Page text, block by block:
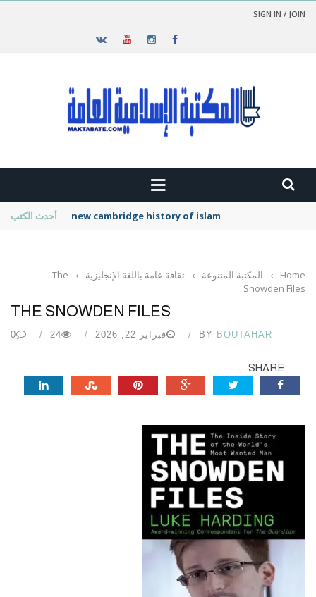
SIGN IN / JOIN
أحدث الكتب new cambridge history of islam
Home
› المكتبة المتنوعة › ثقافة عامة باللغة الإنجليزية ›
The
Snowden Files
THE SNOWDEN FILES
BY BOUTAHAR فبراير 22, 2026 24
0
SHARE: